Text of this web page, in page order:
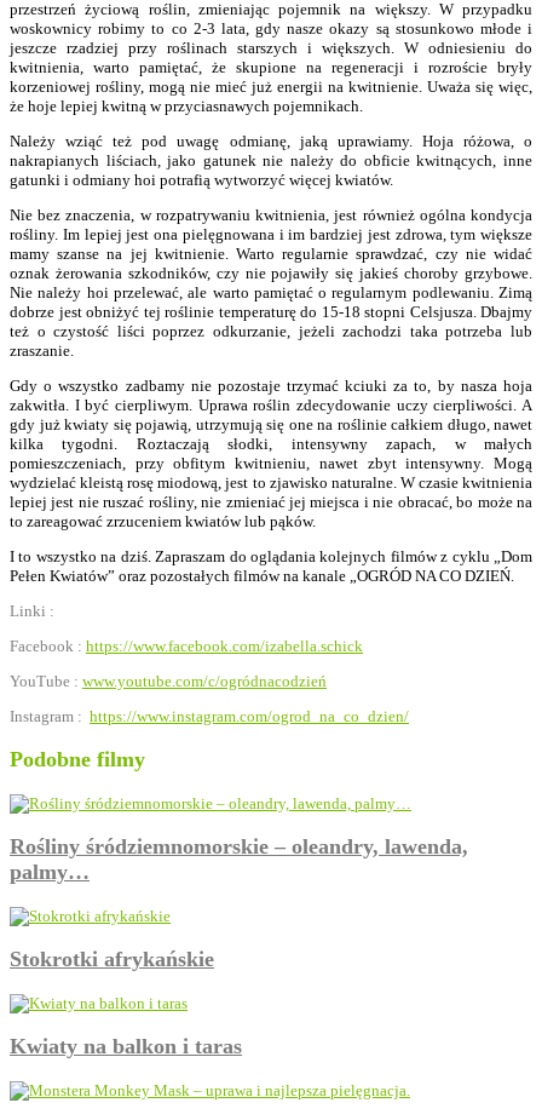
przestrzeń życiową roślin, zmieniając pojemnik na większy. W przypadku
woskownicy robimy to co 2-3 lata, gdy nasze okazy są stosunkowo młode i
jeszcze rzadziej przy roślinach starszych i większych. W odniesieniu do
kwitnienia, warto pamiętać, że skupione na regeneracji i rozroście bryły
korzeniowej rośliny, mogą nie mieć już energii na kwitnienie. Uważa się więc,
że hoje lepiej kwitną w przyciasnawych pojemnikach.
Należy wziąć też pod uwagę odmianę, jaką uprawiamy. Hoja różowa, o
nakrapianych liściach, jako gatunek nie należy do obficie kwitnących, inne
gatunki i odmiany hoi potrafią wytworzyć więcej kwiatów.
Nie bez znaczenia, w rozpatrywaniu kwitnienia, jest również ogólna kondycja
rośliny. Im lepiej jest ona pielęgnowana i im bardziej jest zdrowa, tym większe
mamy szanse na jej kwitnienie. Warto regularnie sprawdzać, czy nie widać
oznak żerowania szkodników, czy nie pojawiły się jakieś choroby grzybowe.
Nie należy hoi przelewać, ale warto pamiętać o regularnym podlewaniu. Zimą
dobrze jest obniżyć tej roślinie temperaturę do 15-18 stopni Celsjusza. Dbajmy
też o czystość liści poprzez odkurzanie, jeżeli zachodzi taka potrzeba lub
zraszanie.
Gdy o wszystko zadbamy nie pozostaje trzymać kciuki za to, by nasza hoja
zakwitła. I być cierpliwym. Uprawa roślin zdecydowanie uczy cierpliwości. A
gdy już kwiaty się pojawią, utrzymują się one na roślinie całkiem długo, nawet
kilka tygodni. Roztaczają słodki, intensywny zapach, w małych
pomieszczeniach, przy obfitym kwitnieniu, nawet zbyt intensywny. Mogą
wydzielać kleistą rosę miodową, jest to zjawisko naturalne. W czasie kwitnienia
lepiej jest nie ruszać rośliny, nie zmieniać jej miejsca i nie obracać, bo może na
to zareagować zrzuceniem kwiatów lub pąków.
I to wszystko na dziś. Zapraszam do oglądania kolejnych filmów z cyklu „Dom
Pełen Kwiatów” oraz pozostałych filmów na kanale „OGRÓD NA CO DZIEŃ.
Linki :
Facebook : https://www.facebook.com/izabella.schick
YouTube : www.youtube.com/c/ogródnacodzień
Instagram : https://www.instagram.com/ogrod_na_co_dzien/
Podobne filmy
Rośliny śródziemnomorskie – oleandry, lawenda,
palmy…
Stokrotki afrykańskie
Kwiaty na balkon i taras